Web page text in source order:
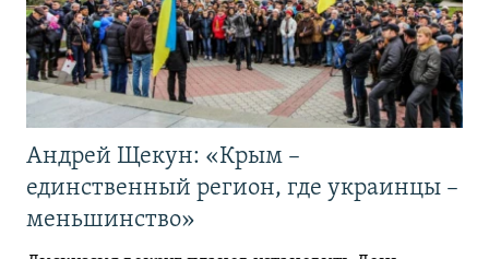
Андрей Щекун: «Крым –
единственный регион, где украинцы –
меньшинство»